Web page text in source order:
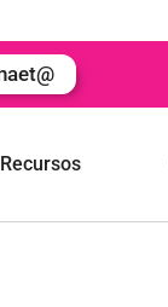
Recursos